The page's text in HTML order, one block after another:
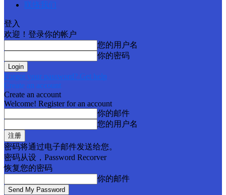
联络我们
登入
欢迎！登录你的帐户
您的用户名
你的密码
Forgot your password? Get help
Create an account
Create an account
Welcome! Register for an account
你的邮件
您的用户名
密码将通过电子邮件发送给您。
密码从设，Password Recorver
恢复您的密码
你的邮件